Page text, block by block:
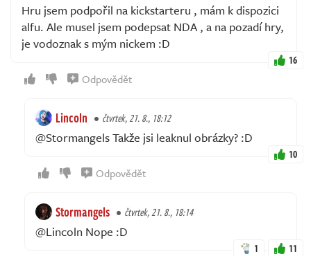
Hru jsem podpořil na kickstarteru , mám k dispozici
alfu. Ale musel jsem podepsat NDA , a na pozadí hry,
je vodoznak s mým nickem :D
16
Odpovědět
Lincoln čtvrtek, 21. 8., 18:12
@Stormangels Takže jsi leaknul obrázky? :D
10
Odpovědět
Stormangels čtvrtek, 21. 8., 18:14
@Lincoln Nope :D
1 11